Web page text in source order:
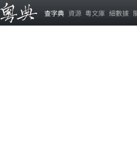
查字典 資源 粵文庫 細數據